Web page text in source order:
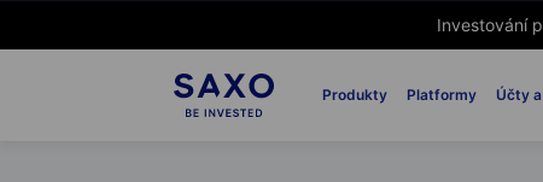
Investování
Produkty Platformy Účty